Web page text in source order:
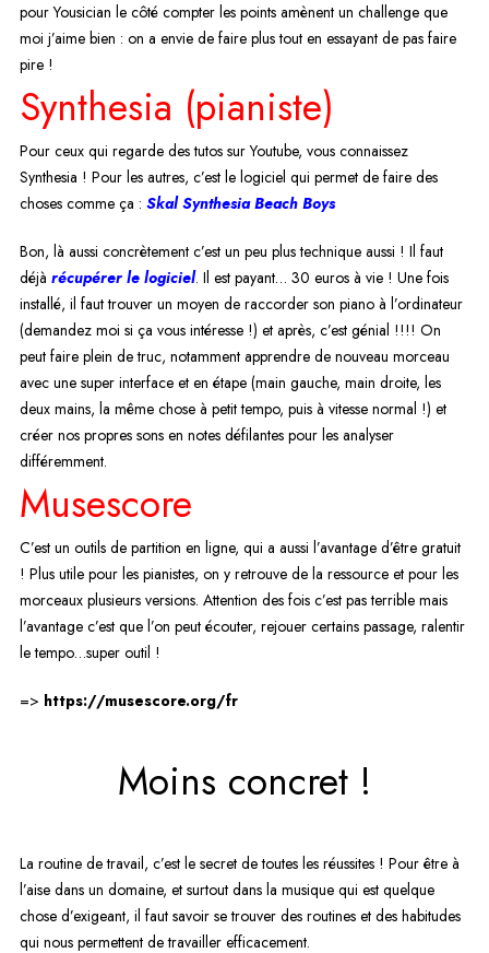
pour Yousician le côté compter les points amènent un challenge que
moi j’aime bien : on a envie de faire plus tout en essayant de pas faire
pire !
Synthesia (pianiste)
Pour ceux qui regarde des tutos sur Youtube, vous connaissez
Synthesia ! Pour les autres, c’est le logiciel qui permet de faire des
choses comme ça : Skal Synthesia Beach Boys
Bon, là aussi concrètement c’est un peu plus technique aussi ! Il faut
déjà récupérer le logiciel. Il est payant… 30 euros à vie ! Une fois
installé, il faut trouver un moyen de raccorder son piano à l’ordinateur
(demandez moi si ça vous intéresse !) et après, c’est génial !!!! On
peut faire plein de truc, notamment apprendre de nouveau morceau
avec une super interface et en étape (main gauche, main droite, les
deux mains, la même chose à petit tempo, puis à vitesse normal !) et
créer nos propres sons en notes défilantes pour les analyser
différemment.
Musescore
C’est un outils de partition en ligne, qui a aussi l’avantage d’être gratuit
! Plus utile pour les pianistes, on y retrouve de la ressource et pour les
morceaux plusieurs versions. Attention des fois c’est pas terrible mais
l’avantage c’est que l’on peut écouter, rejouer certains passage, ralentir
le tempo…super outil !
=> https://musescore.org/fr
Moins concret !
La routine de travail, c’est le secret de toutes les réussites ! Pour être à
l’aise dans un domaine, et surtout dans la musique qui est quelque
chose d’exigeant, il faut savoir se trouver des routines et des habitudes
qui nous permettent de travailler efficacement.